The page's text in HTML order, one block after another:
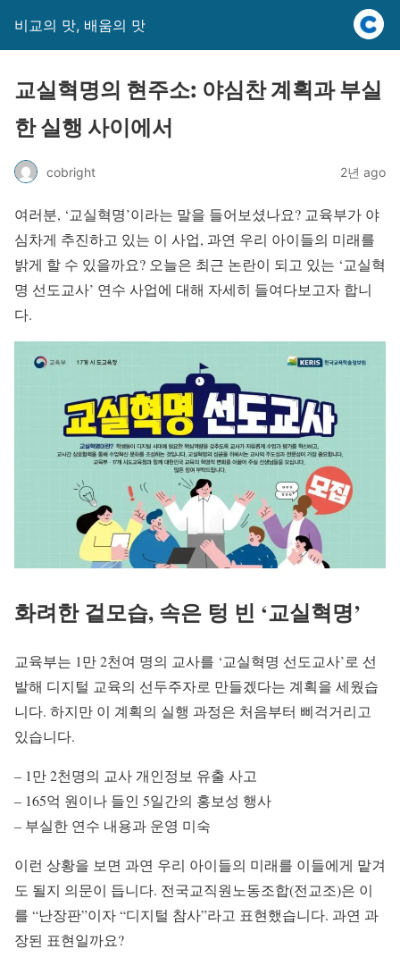
비교의 맛, 배움의 맛
교실혁명의 현주소: 야심찬 계획과 부실
한 실행 사이에서
cobright 2년 ago
여러분, ‘교실혁명’이라는 말을 들어보셨나요? 교육부가 야
심차게 추진하고 있는 이 사업, 과연 우리 아이들의 미래를
밝게 할 수 있을까요? 오늘은 최근 논란이 되고 있는 ‘교실혁
명 선도교사’ 연수 사업에 대해 자세히 들여다보고자 합니
다.
화려한 겉모습, 속은 텅 빈 ‘교실혁명’
교육부는 1만 2천여 명의 교사를 ‘교실혁명 선도교사’로 선
발해 디지털 교육의 선두주자로 만들겠다는 계획을 세웠습
니다. 하지만 이 계획의 실행 과정은 처음부터 삐걱거리고
있습니다.
– 1만 2천명의 교사 개인정보 유출 사고
– 165억 원이나 들인 5일간의 홍보성 행사
– 부실한 연수 내용과 운영 미숙
이런 상황을 보면 과연 우리 아이들의 미래를 이들에게 맡겨
도 될지 의문이 듭니다. 전국교직원노동조합(전교조)은 이
를 “난장판”이자 “디지털 참사”라고 표현했습니다. 과연 과
장된 표현일까요?